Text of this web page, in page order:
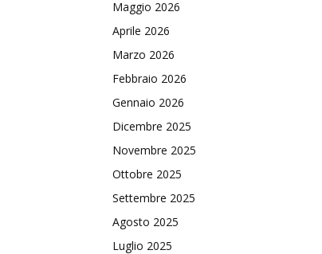
Maggio 2026
Aprile 2026
Marzo 2026
Febbraio 2026
Gennaio 2026
Dicembre 2025
Novembre 2025
Ottobre 2025
Settembre 2025
Agosto 2025
Luglio 2025